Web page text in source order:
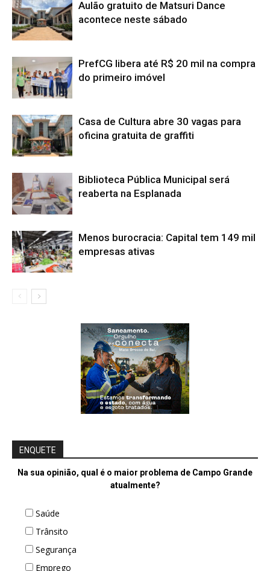
Aulão gratuito de Matsuri Dance
acontece neste sábado
PrefCG libera até R$ 20 mil na compra
do primeiro imóvel
Casa de Cultura abre 30 vagas para
oficina gratuita de graffiti
Biblioteca Pública Municipal será
reaberta na Esplanada
Menos burocracia: Capital tem 149 mil
empresas ativas
ENQUETE
Na sua opinião, qual é o maior problema de Campo Grande
atualmente?
Saúde
Trânsito
Segurança
Emprego